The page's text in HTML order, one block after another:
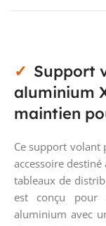
Support
aluminium
maintien
Ce support volant
accessoire
tableaux de
est conçu pour
aluminium avec